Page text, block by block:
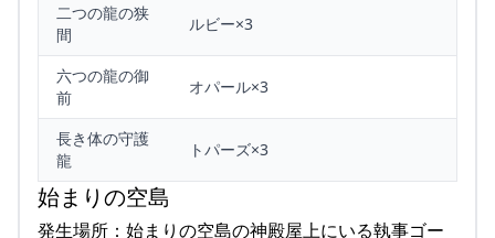
二つの龍の狭
間
ルビー×3
六つの龍の御
前
オパール×3
長き体の守護
龍
トパーズ×3
始まりの空島
発生場所：始まりの空島の神殿屋上にいる執事ゴー